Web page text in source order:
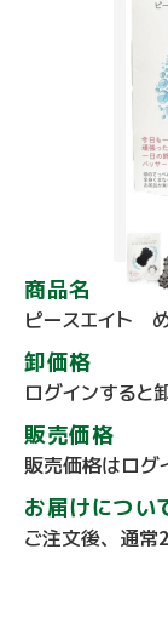
商品名
ピースエイト
卸価格
ログインすると
販売価格
販売価格はログ
お届けについ
ご注文後、通常